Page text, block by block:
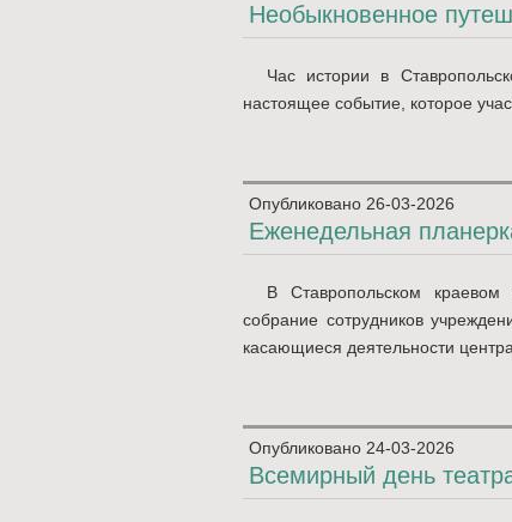
Необыкновенное
Час истории в
настоящее событие, которое
Опубликовано 26-03-2026
Еженедельная
В Ставропольском краевом
собрание сотрудников
касающиеся деятельности
Опубликовано 24-03-2026
Всемирный день